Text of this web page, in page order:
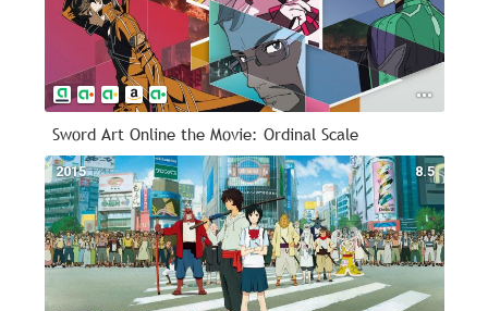
Sword Art Online the Movie: Ordinal Scale
8.5
2015